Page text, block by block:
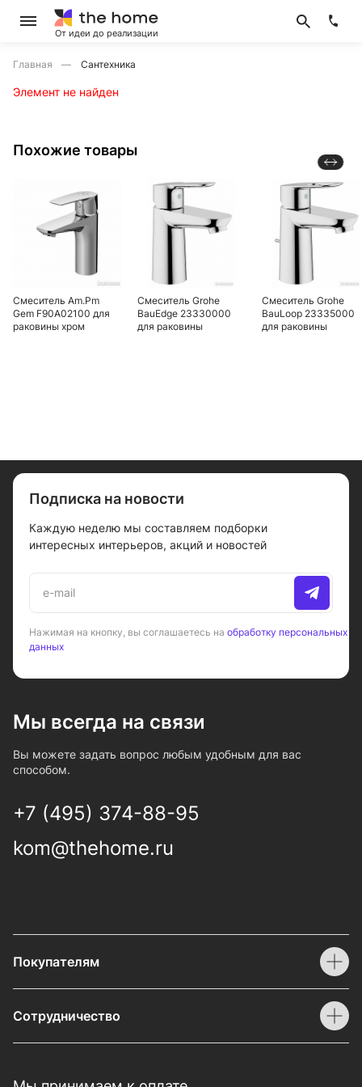
От идеи до реализации
Главная Сантехника
Элемент не найден
Похожие товары
Смеситель Am.Pm
Gem F90A02100 для
раковины хром
Смеситель Grohe
BauEdge 23330000
для раковины
Смеситель Grohe
BauLoop 23335000
для раковины
Подписка на новости
Каждую неделю мы составляем подборки
интересных интерьеров, акций и новостей
Нажимая на кнопку, вы соглашаетесь на обработку персональных
данных
Мы всегда на связи
Вы можете задать вопрос любым удобным для вас
способом.
+7 (495) 374-88-95
kom@thehome.ru
Покупателям
Сотрудничество